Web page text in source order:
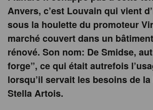
Anvers, c’est Louvain qui vient
sous la houlette du promoteur
marché couvert dans un
rénové. Son nom: De Smidse,
forge”, ce qui était autrefois
lorsqu’il servait les besoins de
Stella Artois.